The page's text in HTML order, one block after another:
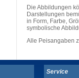
Die Abbildungen
Darstellungen
in Form, Farbe,
symbolische
Alle Peisangaben
Service